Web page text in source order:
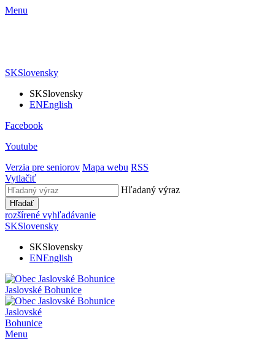
Menu
SKSlovensky
SKSlovensky
ENEnglish
Facebook
Youtube
Verzia pre seniorov Mapa webu RSS
Vytlačiť
Hľadaný výraz
Hľadať
rozšírené vyhľadávanie
SKSlovensky
SKSlovensky
ENEnglish
Jaslovské Bohunice
Jaslovské
Bohunice
Menu